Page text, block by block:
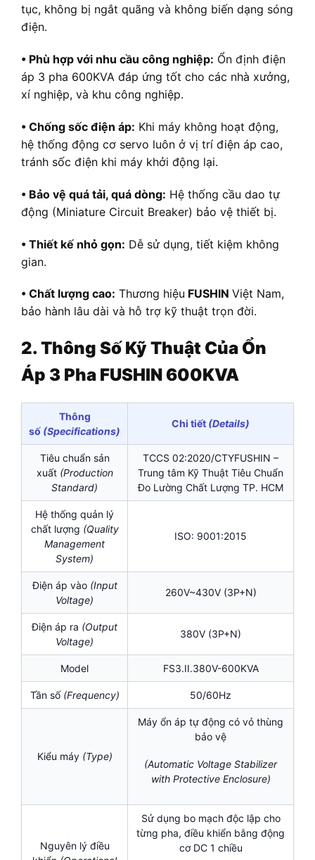
tục, không bị ngắt quãng và không biến dạng sóng
điện.
• Phù hợp với nhu cầu công nghiệp: Ổn định điện
áp 3 pha 600KVA đáp ứng tốt cho các nhà xưởng,
xí nghiệp, và khu công nghiệp.
• Chống sốc điện áp: Khi máy không hoạt động,
hệ thống động cơ servo luôn ở vị trí điện áp cao,
tránh sốc điện khi máy khởi động lại.
• Bảo vệ quá tải, quá dòng: Hệ thống cầu dao tự
động (Miniature Circuit Breaker) bảo vệ thiết bị.
• Thiết kế nhỏ gọn: Dễ sử dụng, tiết kiệm không
gian.
• Chất lượng cao: Thương hiệu FUSHIN Việt Nam,
bảo hành lâu dài và hỗ trợ kỹ thuật trọn đời.
2. Thông Số Kỹ Thuật Của Ổn
Áp 3 Pha FUSHIN 600KVA
Thông
số (Specifications)
Chi tiết (Details)
Tiêu chuẩn sản
xuất (Production
Standard)
TCCS 02:2020/CTYFUSHIN –
Trung tâm Kỹ Thuật Tiêu Chuẩn
Đo Lường Chất Lượng TP. HCM
Hệ thống quản lý
chất lượng (Quality
Management
System)
ISO: 9001:2015
Điện áp vào (Input
Voltage)
260V~430V (3P+N)
Điện áp ra (Output
Voltage)
380V (3P+N)
Model FS3.II.380V-600KVA
Tần số (Frequency) 50/60Hz
Kiểu máy (Type)
Máy ổn áp tự động có vỏ thùng
bảo vệ
(Automatic Voltage Stabilizer
with Protective Enclosure)
Nguyên lý điều
Sử dụng bo mạch độc lập cho
từng pha, điều khiển bằng động
cơ DC 1 chiều